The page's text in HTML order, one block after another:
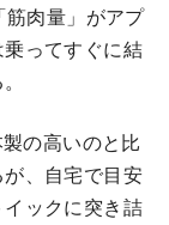
筋肉量」がアプ
ってすぐに結
の高いのと比
、自宅で目安
ックに突き詰